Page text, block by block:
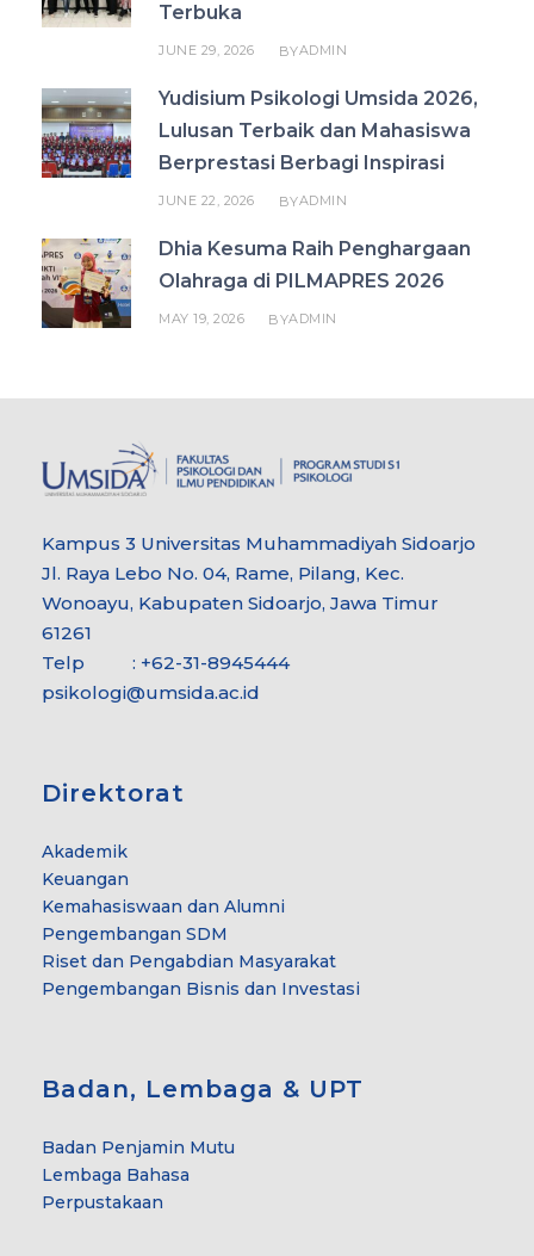
Terbuka
JUNE 29, 2026 BYADMIN
Yudisium Psikologi Umsida 2026,
Lulusan Terbaik dan Mahasiswa
Berprestasi Berbagi Inspirasi
JUNE 22, 2026 BYADMIN
Dhia Kesuma Raih Penghargaan
Olahraga di PILMAPRES 2026
MAY 19, 2026 BYADMIN
Kampus 3 Universitas Muhammadiyah Sidoarjo
Jl. Raya Lebo No. 04, Rame, Pilang, Kec.
Wonoayu, Kabupaten Sidoarjo, Jawa Timur
61261
Telp : +62-31-8945444
psikologi@umsida.ac.id
Direktorat
Akademik
Keuangan
Kemahasiswaan dan Alumni
Pengembangan SDM
Riset dan Pengabdian Masyarakat
Pengembangan Bisnis dan Investasi
Badan, Lembaga & UPT
Badan Penjamin Mutu
Lembaga Bahasa
Perpustakaan